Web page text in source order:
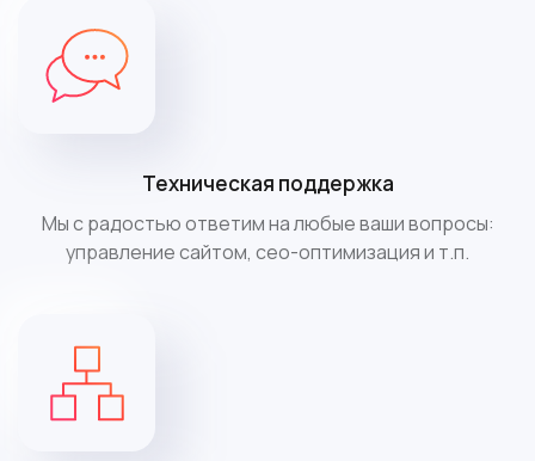
Техническая поддержка
Мы с радостью ответим на любые ваши вопросы:
управление сайтом, сео-оптимизация и т.п.